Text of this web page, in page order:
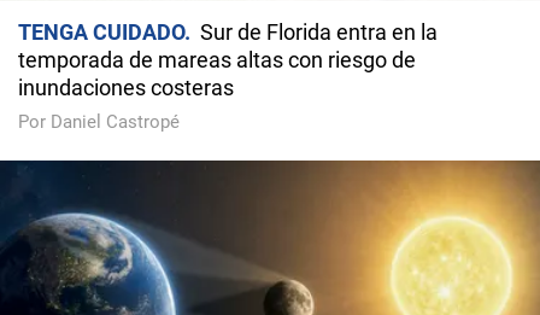
TENGA CUIDADO
Sur de Florida entra en la
temporada de mareas altas con riesgo de
inundaciones costeras
Por Daniel Castropé